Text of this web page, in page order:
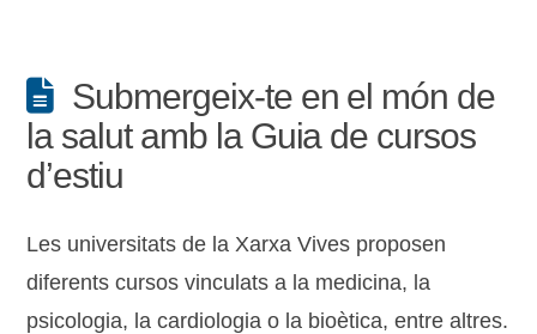
Submergeix-te en el món de
la salut amb la Guia de cursos
d’estiu
Les universitats de la Xarxa Vives proposen
diferents cursos vinculats a la medicina, la
psicologia, la cardiologia o la bioètica, entre altres.